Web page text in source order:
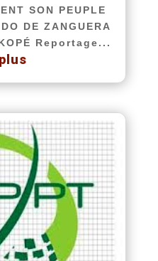
SON PEUPLE
DE ZANGUERA
Reportage...